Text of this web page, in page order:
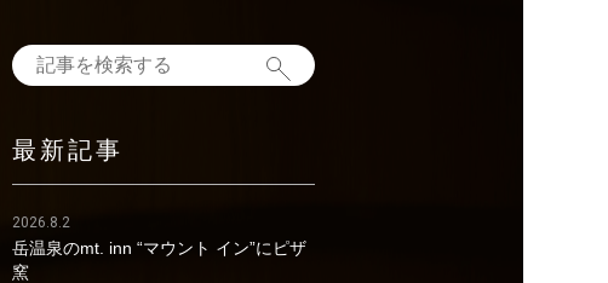
最新記事
2026.8.2
岳温泉のmt. inn “マウント イン”にピザ
窯